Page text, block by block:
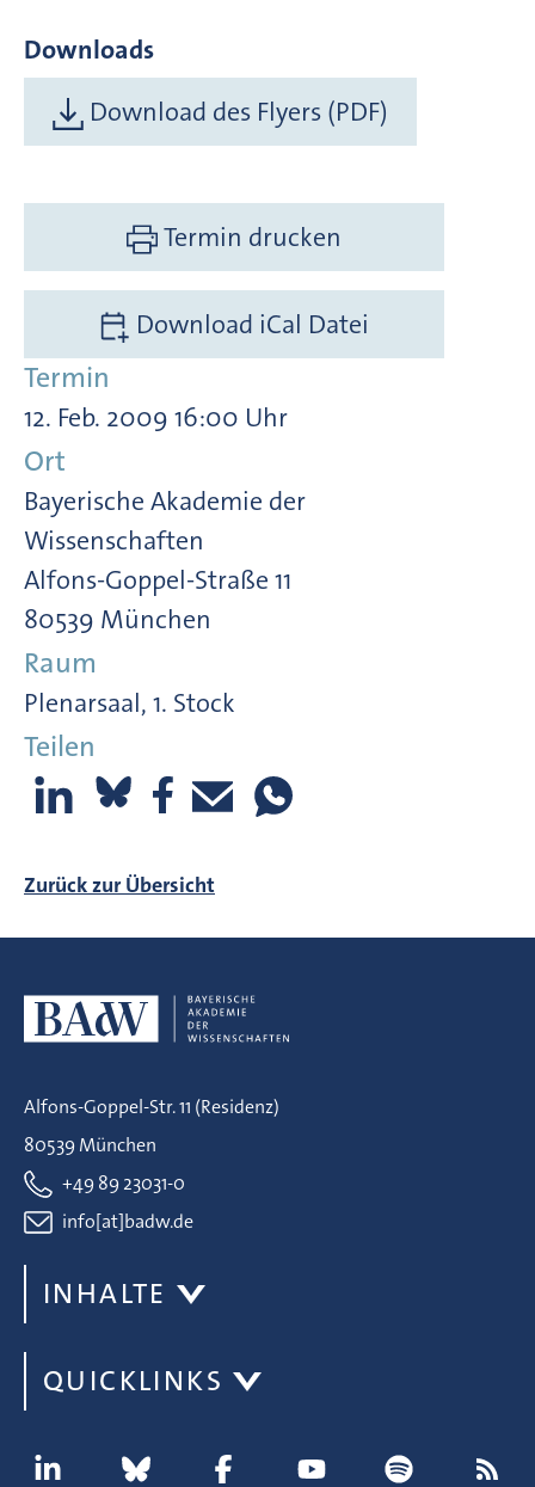
Downloads
Download des Flyers (PDF)
Termin drucken
Download iCal Datei
Termin
12. Feb. 2009 16:00 Uhr
Ort
Bayerische Akademie der
Wissenschaften
Alfons-Goppel-Straße 11
80539 München
Raum
Plenarsaal, 1. Stock
Teilen
Zurück zur Übersicht
Alfons-Goppel-Str. 11 (Residenz)
80539 München
+49 89 23031-0
info[at]badw.de
INHALTE
QUICKLINKS